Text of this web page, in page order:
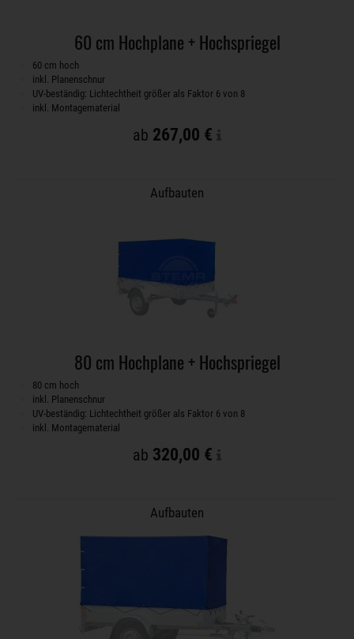
60 cm Hochplane + Hochspriegel
60 cm hoch
inkl. Planenschnur
UV-beständig: Lichtechtheit größer als Faktor 6 von 8
inkl. Montagematerial
ab 267,00 €
Aufbauten
80 cm Hochplane + Hochspriegel
80 cm hoch
inkl. Planenschnur
UV-beständig: Lichtechtheit größer als Faktor 6 von 8
inkl. Montagematerial
ab 320,00 €
Aufbauten